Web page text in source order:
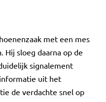
met een mes
Hij sloeg daarna op de
signalement
uit het
de verdachte snel op